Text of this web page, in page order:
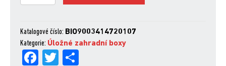
-
STŘÍBRNÝ
množství
Katalogové číslo: BIO9003414720107
Kategorie: Úložné zahradní boxy
Fa
Tw